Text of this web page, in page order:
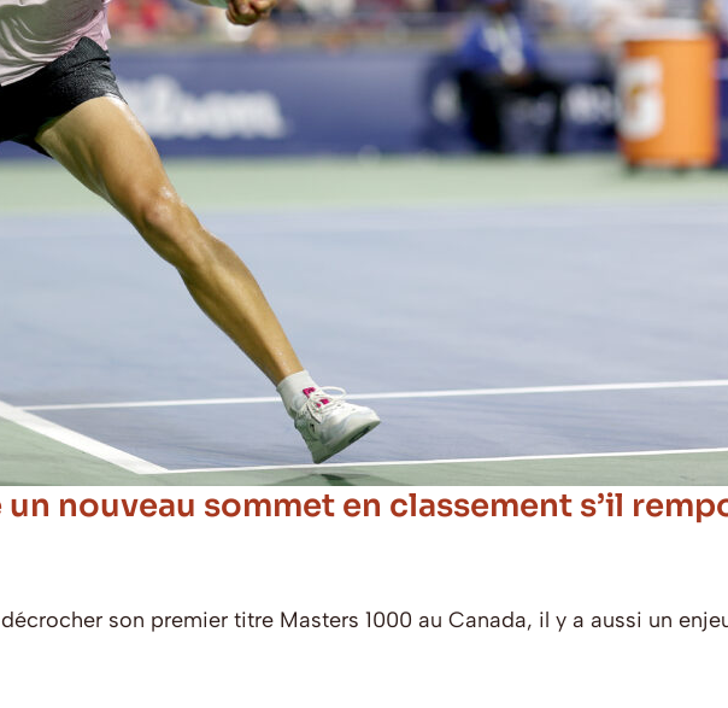
nouveau sommet en classement s’il
son premier titre Masters 1000 au Canada, il y a aussi un